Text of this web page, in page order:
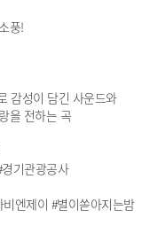
풍!
감성이 담긴 사운드와
을 전하는 곡
기관광공사
엔제이 #별이쏟아지는밤